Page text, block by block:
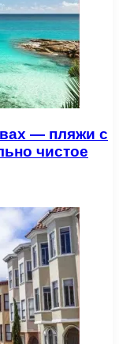
— пляжи с
чистое